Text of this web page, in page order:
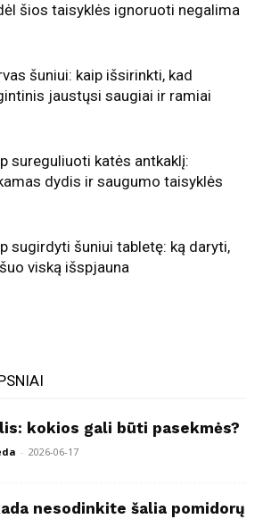
šios taisyklės ignoruoti negalima
šuniui: kaip išsirinkti, kad
jaustųsi saugiai ir ramiai
sureguliuoti katės antkaklį:
dydis ir saugumo taisyklės
sugirdyti šuniui tabletę: ką daryti,
viską išspjauna
kokios gali būti pasekmės?
- 2026-06-17
nesodinkite šalia pomidorų